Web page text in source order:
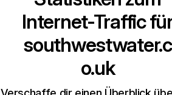
Internet-Traffic
southwestwater.c
o.uk